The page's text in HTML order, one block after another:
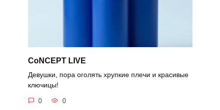
CoNCEPT LIVE
Девушки, пора оголять хрупкие плечи и красивые
ключицы!
0 0